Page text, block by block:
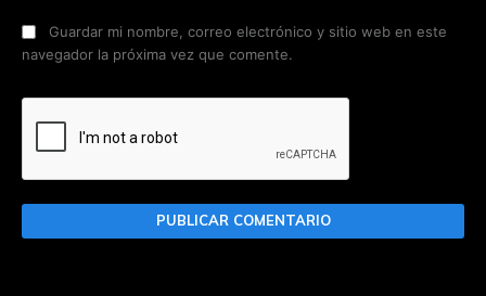
Guardar mi nombre, correo electrónico y sitio web en este
navegador la próxima vez que comente.